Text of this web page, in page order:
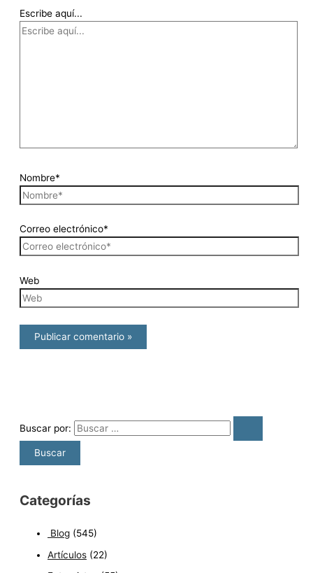
Escribe aquí...
Nombre*
Correo electrónico*
Web
Buscar por:
Categorías
Blog (545)
Artículos (22)